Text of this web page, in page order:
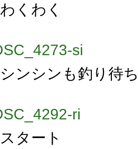
わくわく
シンシンも釣り待
スタート